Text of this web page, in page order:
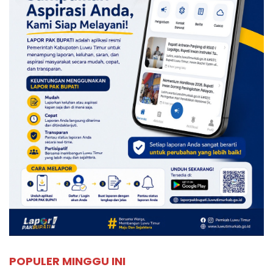
POPULER MINGGU INI